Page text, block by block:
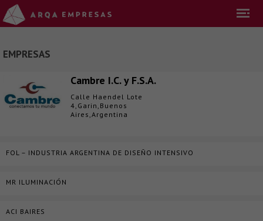
EMPRESAS
Cambre I.C. y F.S.A.
Calle Haendel Lote
4,Garin,Buenos
Aires,Argentina
FOL – INDUSTRIA ARGENTINA DE DISEÑO INTENSIVO
MR ILUMINACIÓN
ACI BAIRES